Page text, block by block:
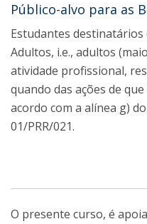
Público-alvo para as
Estudantes
Adultos, i.e., adultos
atividade profissional,
quando das ações de
acordo com a alínea g)
01/PRR/021.
O presente curso, é